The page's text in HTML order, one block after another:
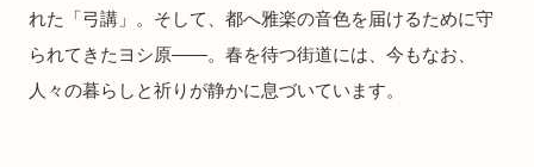
れた「弓講」。そして、都へ雅楽の音色を届けるために守
られてきたヨシ原――。春を待つ街道には、今もなお、
人々の暮らしと祈りが静かに息づいています。